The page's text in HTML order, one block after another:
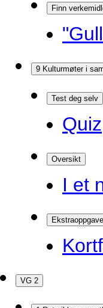
Finn
9 Kulturmøter i
Test deg selv
Quiz
Oversikt
I et
VG 2